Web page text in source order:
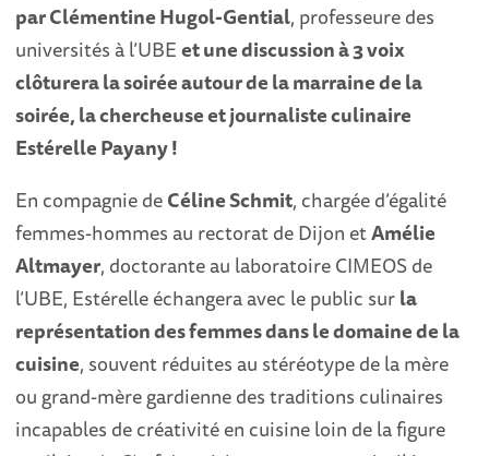
par Clémentine Hugol-Gential, professeure des
universités à l’UBEet une discussion à 3 voix
clôturera la soirée autour de la marraine de la
soirée, la chercheuse et journaliste culinaire
Estérelle Payany !
En compagnie deCéline Schmit, chargée d’égalité
femmes-hommes au rectorat de Dijon etAmélie
Altmayer, doctorante au laboratoire CIMEOS de
l’UBE, Estérelle échangera avec le public surla
représentation des femmes dans le domaine de la
cuisine, souvent réduites au stéréotype de la mère
ou grand-mère gardienne des traditions culinaires
incapables de créativité en cuisine loin de la figure